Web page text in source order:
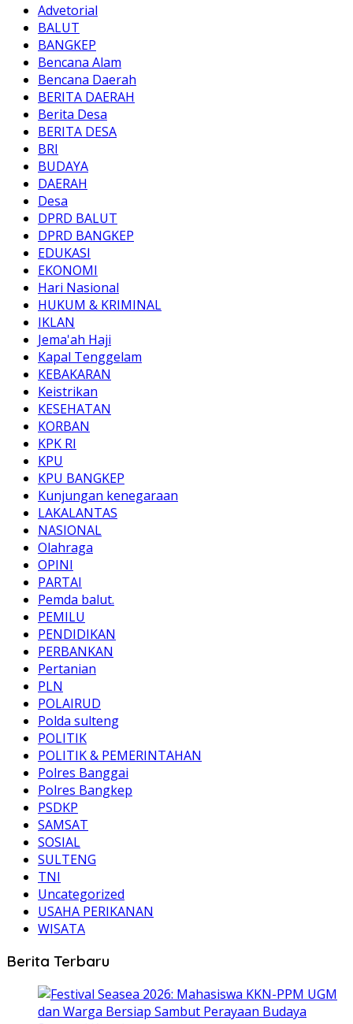
Advetorial
BALUT
BANGKEP
Bencana Alam
Bencana Daerah
BERITA DAERAH
Berita Desa
BERITA DESA
BRI
BUDAYA
DAERAH
Desa
DPRD BALUT
DPRD BANGKEP
EDUKASI
EKONOMI
Hari Nasional
HUKUM & KRIMINAL
IKLAN
Jema'ah Haji
Kapal Tenggelam
KEBAKARAN
Keistrikan
KESEHATAN
KORBAN
KPK RI
KPU
KPU BANGKEP
Kunjungan kenegaraan
LAKALANTAS
NASIONAL
Olahraga
OPINI
PARTAI
Pemda balut.
PEMILU
PENDIDIKAN
PERBANKAN
Pertanian
PLN
POLAIRUD
Polda sulteng
POLITIK
POLITIK & PEMERINTAHAN
Polres Banggai
Polres Bangkep
PSDKP
SAMSAT
SOSIAL
SULTENG
TNI
Uncategorized
USAHA PERIKANAN
WISATA
Berita Terbaru